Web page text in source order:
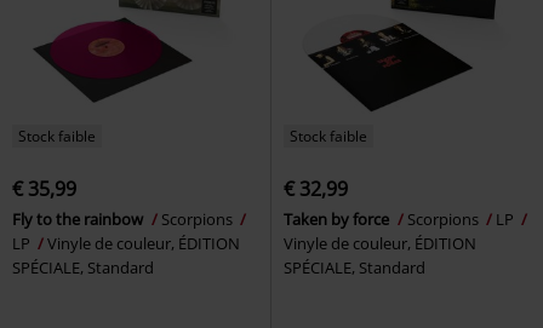
Stock faible
€ 35,99
Fly to the rainbow
Scorpions
LP
Vinyle de couleur, ÉDITION
SPÉCIALE, Standard
Stock faible
€ 32,99
Taken by force Scorpions
LP
Vinyle de couleur, ÉDITION
SPÉCIALE, Standard